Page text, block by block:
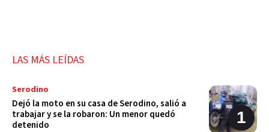
LAS MÁS LEÍDAS
Serodino
Dejó la moto en su casa de Serodino, salió a
trabajar y se la robaron: Un menor quedó
detenido